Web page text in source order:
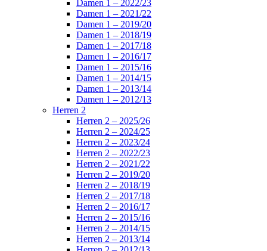
Damen 1 – 2022/23
Damen 1 – 2021/22
Damen 1 – 2019/20
Damen 1 – 2018/19
Damen 1 – 2017/18
Damen 1 – 2016/17
Damen 1 – 2015/16
Damen 1 – 2014/15
Damen 1 – 2013/14
Damen 1 – 2012/13
Herren 2
Herren 2 – 2025/26
Herren 2 – 2024/25
Herren 2 – 2023/24
Herren 2 – 2022/23
Herren 2 – 2021/22
Herren 2 – 2019/20
Herren 2 – 2018/19
Herren 2 – 2017/18
Herren 2 – 2016/17
Herren 2 – 2015/16
Herren 2 – 2014/15
Herren 2 – 2013/14